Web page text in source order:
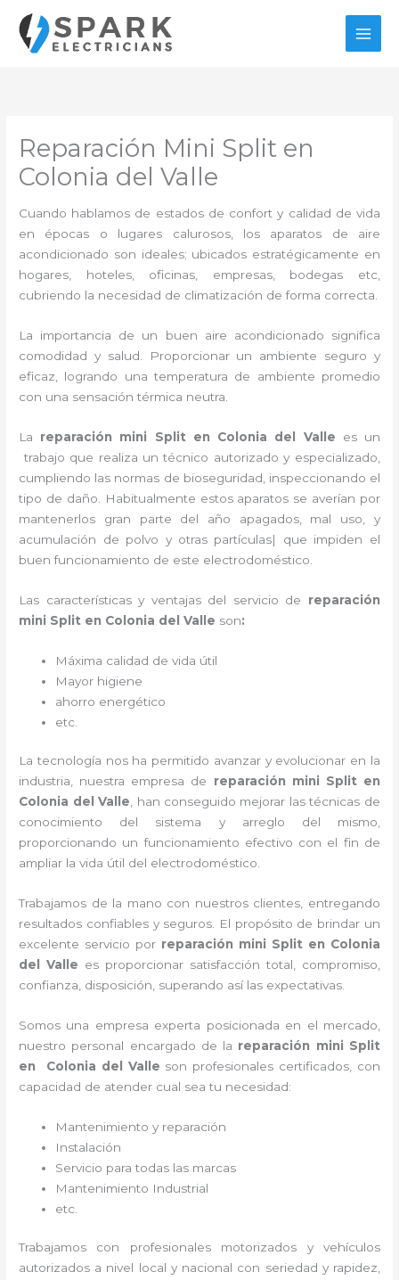
contenido
Reparación Mini Split en
Colonia del Valle
Cuando hablamos de estados de confort y calidad de vida
en épocas o lugares calurosos, los aparatos de aire
acondicionado son ideales; ubicados estratégicamente en
hogares, hoteles, oficinas, empresas, bodegas etc,
cubriendo la necesidad de climatización de forma correcta.
La importancia de un buen aire acondicionado significa
comodidad y salud. Proporcionar un ambiente seguro y
eficaz, logrando una temperatura de ambiente promedio
con una sensación térmica neutra.
La reparación mini Split en Colonia del Valle es un
trabajo que realiza un técnico autorizado y especializado,
cumpliendo las normas de bioseguridad, inspeccionando el
tipo de daño. Habitualmente estos aparatos se averían por
mantenerlos gran parte del año apagados, mal uso, y
acumulación de polvo y otras partículas| que impiden el
buen funcionamiento de este electrodoméstico.
Las características y ventajas del servicio de reparación
mini Split en Colonia del Valle son:
Máxima calidad de vida útil
Mayor higiene
ahorro energético
etc.
La tecnología nos ha permitido avanzar y evolucionar en la
industria, nuestra empresa de reparación mini Split en
Colonia del Valle, han conseguido mejorar las técnicas de
conocimiento del sistema y arreglo del mismo,
proporcionando un funcionamiento efectivo con el fin de
ampliar la vida útil del electrodoméstico.
Trabajamos de la mano con nuestros clientes, entregando
resultados confiables y seguros. El propósito de brindar un
excelente servicio por reparación mini Split en Colonia
del Valle es proporcionar satisfacción total, compromiso,
confianza, disposición, superando así las expectativas.
Somos una empresa experta posicionada en el mercado,
nuestro personal encargado de la reparación mini Split
en Colonia del Valle son profesionales certificados, con
capacidad de atender cual sea tu necesidad:
Mantenimiento y reparación
Instalación
Servicio para todas las marcas
Mantenimiento Industrial
etc.
Trabajamos con profesionales motorizados y vehículos
autorizados a nivel local y nacional con seriedad y rapidez,